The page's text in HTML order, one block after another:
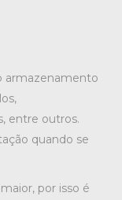
armazenamento
entre outros.
quando se
por isso é